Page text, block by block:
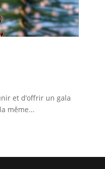
et d’offrir un gala
même...